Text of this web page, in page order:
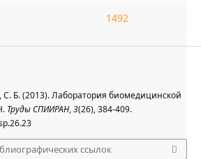
1492
Б. (2013). Лаборатория биомедицинской
Труды СПИИРАН,3(26), 384-409.
ссылок